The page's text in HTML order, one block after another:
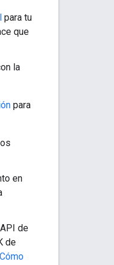
para tu
que
la
para
en
de
de
Cómo